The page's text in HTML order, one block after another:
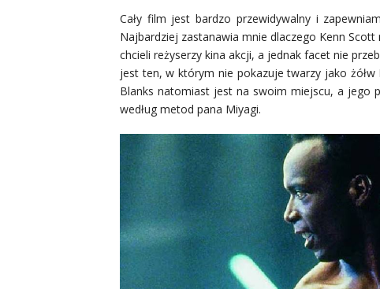
Cały film jest bardzo przewidywalny i
Najbardziej zastanawia mnie dlaczego Kenn
chcieli reżyserzy kina akcji, a jednak facet nie
jest ten, w którym nie pokazuje twarzy jako żółw
Blanks natomiast jest na swoim miejscu, a jego
według metod pana Miyagi.